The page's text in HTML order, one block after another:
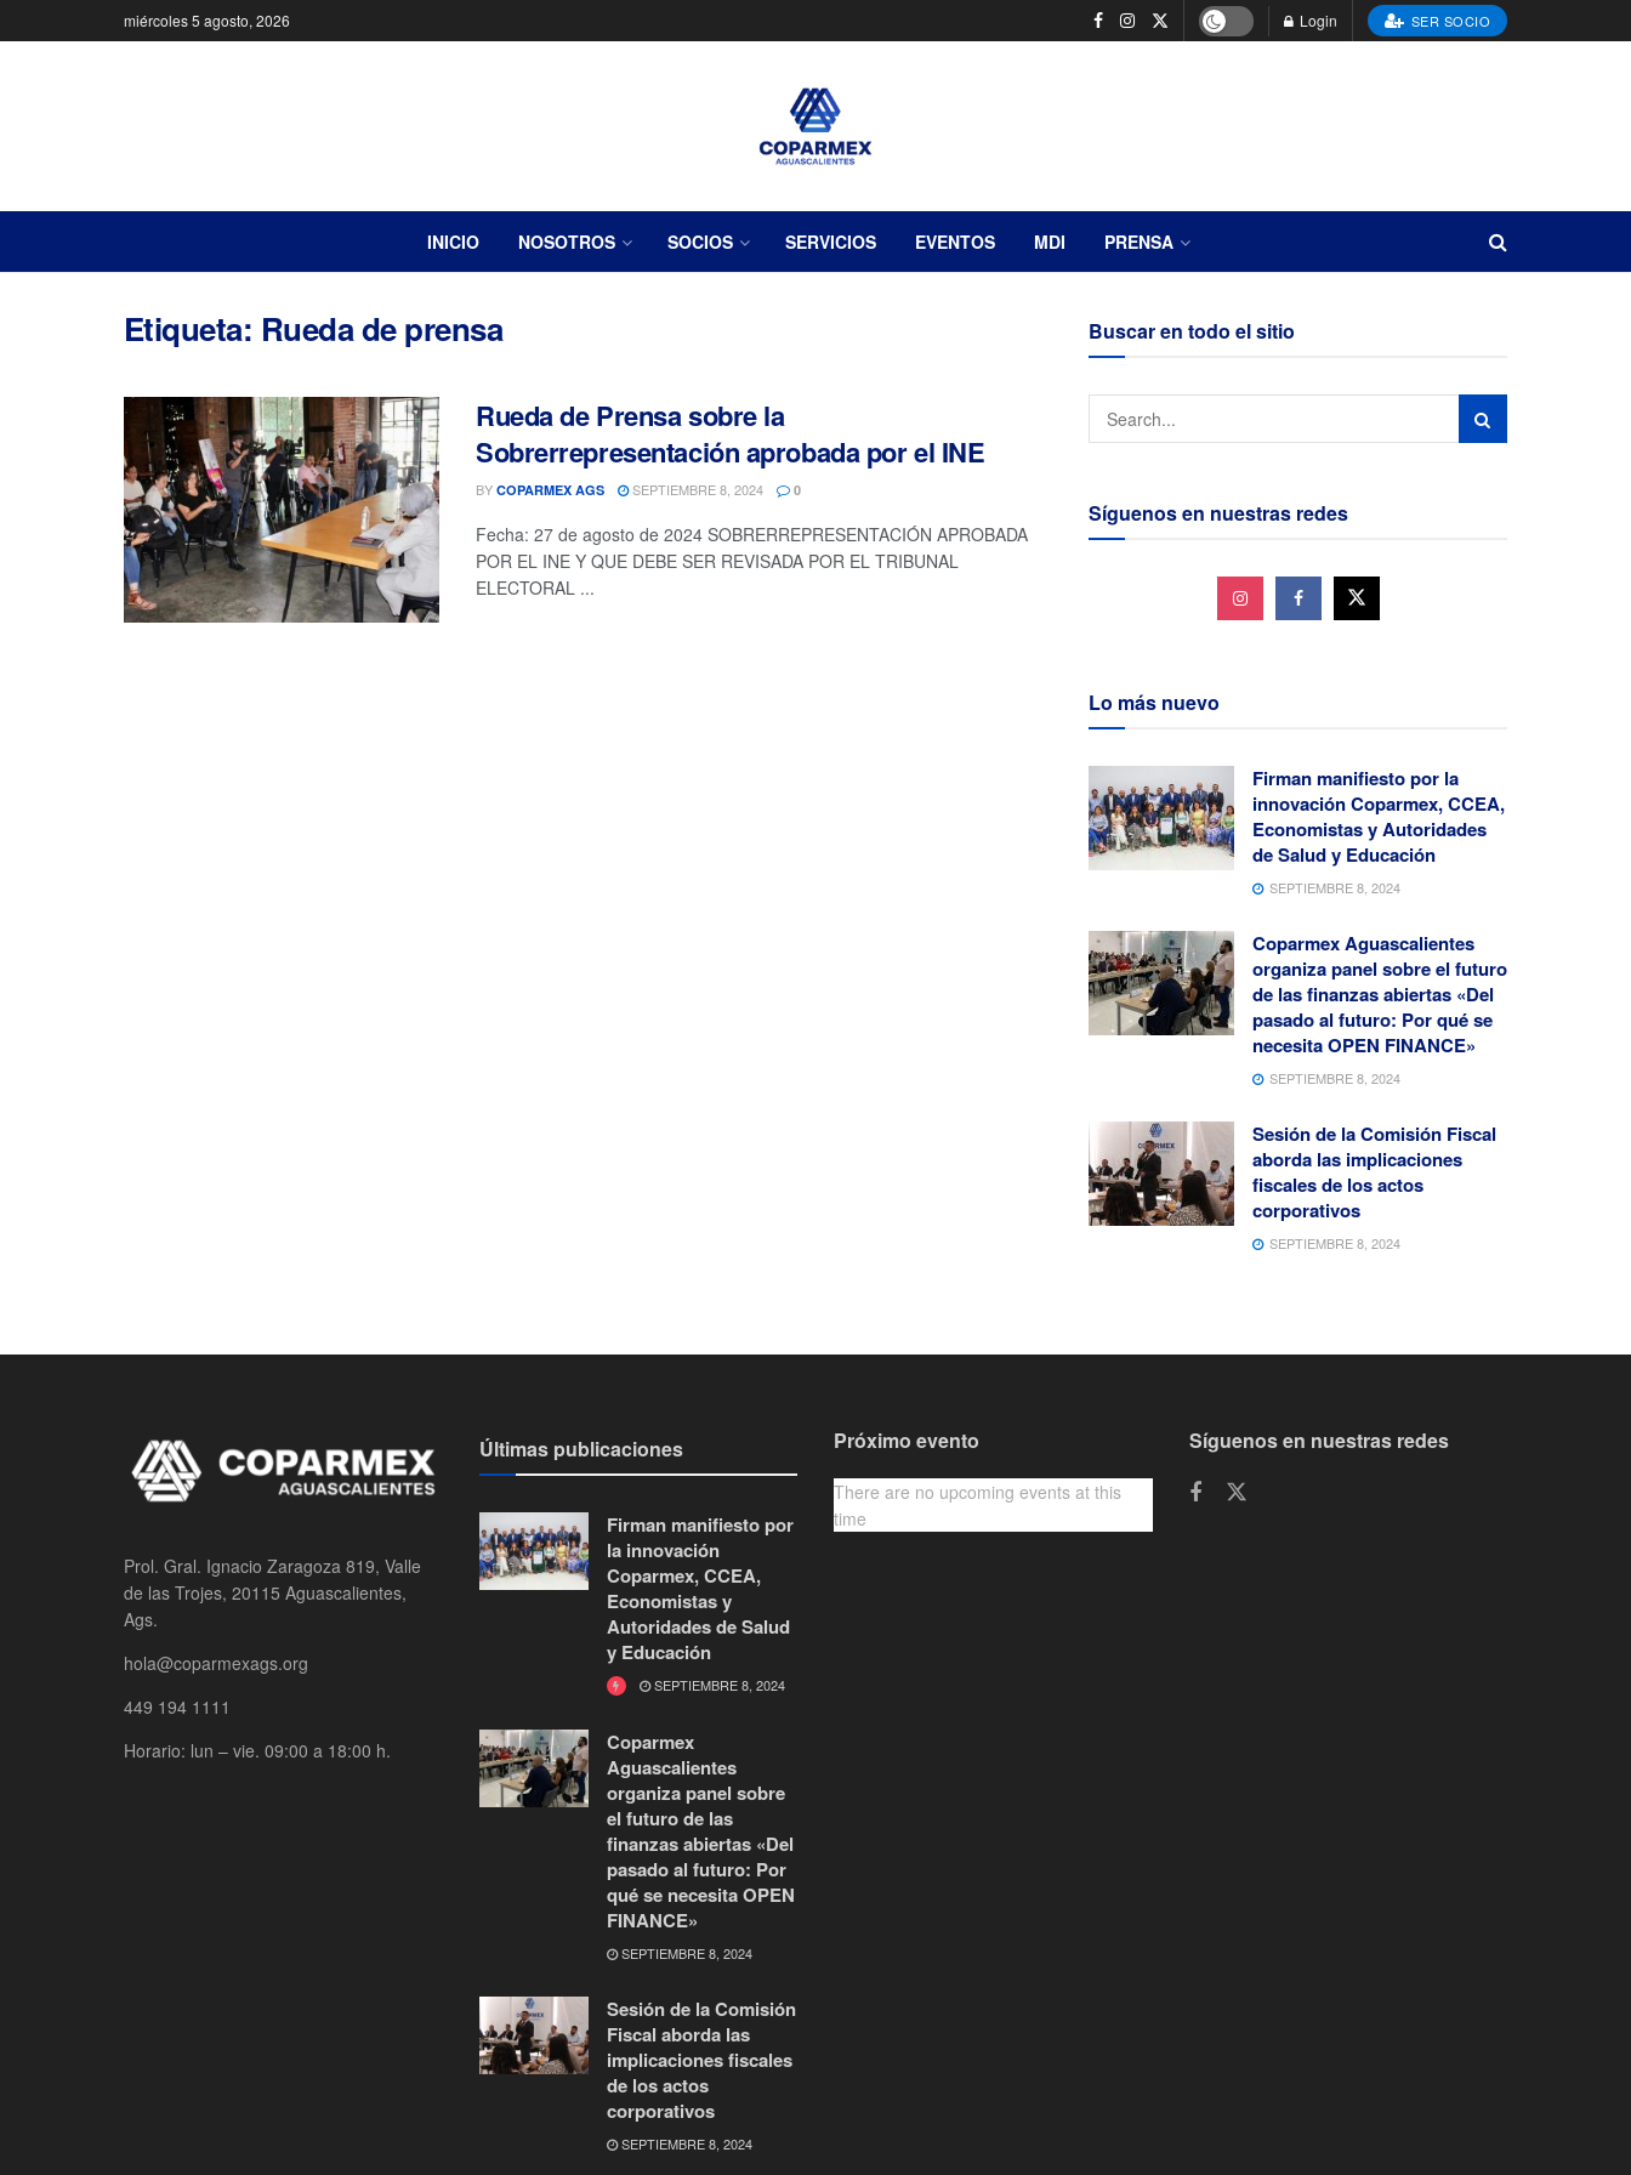
miércoles 5 agosto, 2026 Login SER SOCIO
INICIO NOSOTROS SOCIOS SERVICIOS EVENTOS MDI PRENSA
Etiqueta: Rueda de prensa
Rueda de Prensa sobre la
Sobrerrepresentación aprobada por el INE
BY COPARMEX AGS SEPTIEMBRE 8, 2024 0
Fecha: 27 de agosto de 2024 SOBRERREPRESENTACIÓN APROBADA
POR EL INE Y QUE DEBE SER REVISADA POR EL TRIBUNAL
ELECTORAL ...
Buscar en todo el sitio
Síguenos en nuestras redes
Lo más nuevo
Firman manifiesto por la
innovación Coparmex, CCEA,
Economistas y Autoridades
de Salud y Educación
SEPTIEMBRE 8, 2024
Coparmex Aguascalientes
organiza panel sobre el futuro
de las finanzas abiertas «Del
pasado al futuro: Por qué se
necesita OPEN FINANCE»
SEPTIEMBRE 8, 2024
Sesión de la Comisión Fiscal
aborda las implicaciones
fiscales de los actos
corporativos
SEPTIEMBRE 8, 2024
Prol. Gral. Ignacio Zaragoza 819, Valle
de las Trojes, 20115 Aguascalientes,
Ags.
hola@coparmexags.org
449 194 1111
Horario: lun – vie. 09:00 a 18:00 h.
Últimas publicaciones
Firman manifiesto por
la innovación
Coparmex, CCEA,
Economistas y
Autoridades de Salud
y Educación
SEPTIEMBRE 8, 2024
Coparmex
Aguascalientes
organiza panel sobre
el futuro de las
finanzas abiertas «Del
pasado al futuro: Por
qué se necesita OPEN
FINANCE»
SEPTIEMBRE 8, 2024
Sesión de la Comisión
Fiscal aborda las
implicaciones fiscales
de los actos
corporativos
SEPTIEMBRE 8, 2024
Próximo evento
There are no upcoming events at this
time
Síguenos en nuestras redes